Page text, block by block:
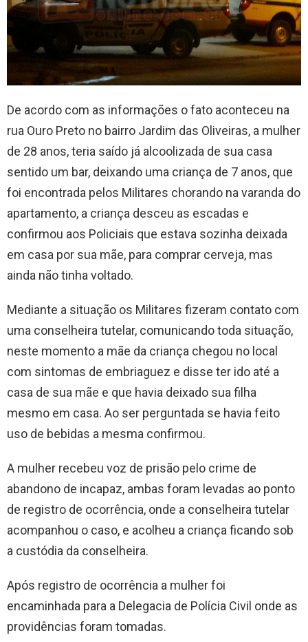
De acordo com as informações o fato aconteceu na
rua Ouro Preto no bairro Jardim das Oliveiras, a mulher
de 28 anos, teria saído já alcoolizada de sua casa
sentido um bar, deixando uma criança de 7 anos, que
foi encontrada pelos Militares chorando na varanda do
apartamento, a criança desceu as escadas e
confirmou aos Policiais que estava sozinha deixada
em casa por sua mãe, para comprar cerveja, mas
ainda não tinha voltado.
Mediante a situação os Militares fizeram contato com
uma conselheira tutelar, comunicando toda situação,
neste momento a mãe da criança chegou no local
com sintomas de embriaguez e disse ter ido até a
casa de sua mãe e que havia deixado sua filha
mesmo em casa. Ao ser perguntada se havia feito
uso de bebidas a mesma confirmou.
A mulher recebeu voz de prisão pelo crime de
abandono de incapaz, ambas foram levadas ao ponto
de registro de ocorrência, onde a conselheira tutelar
acompanhou o caso, e acolheu a criança ficando sob
a custódia da conselheira.
Após registro de ocorrência a mulher foi
encaminhada para a Delegacia de Polícia Civil onde as
providências foram tomadas.